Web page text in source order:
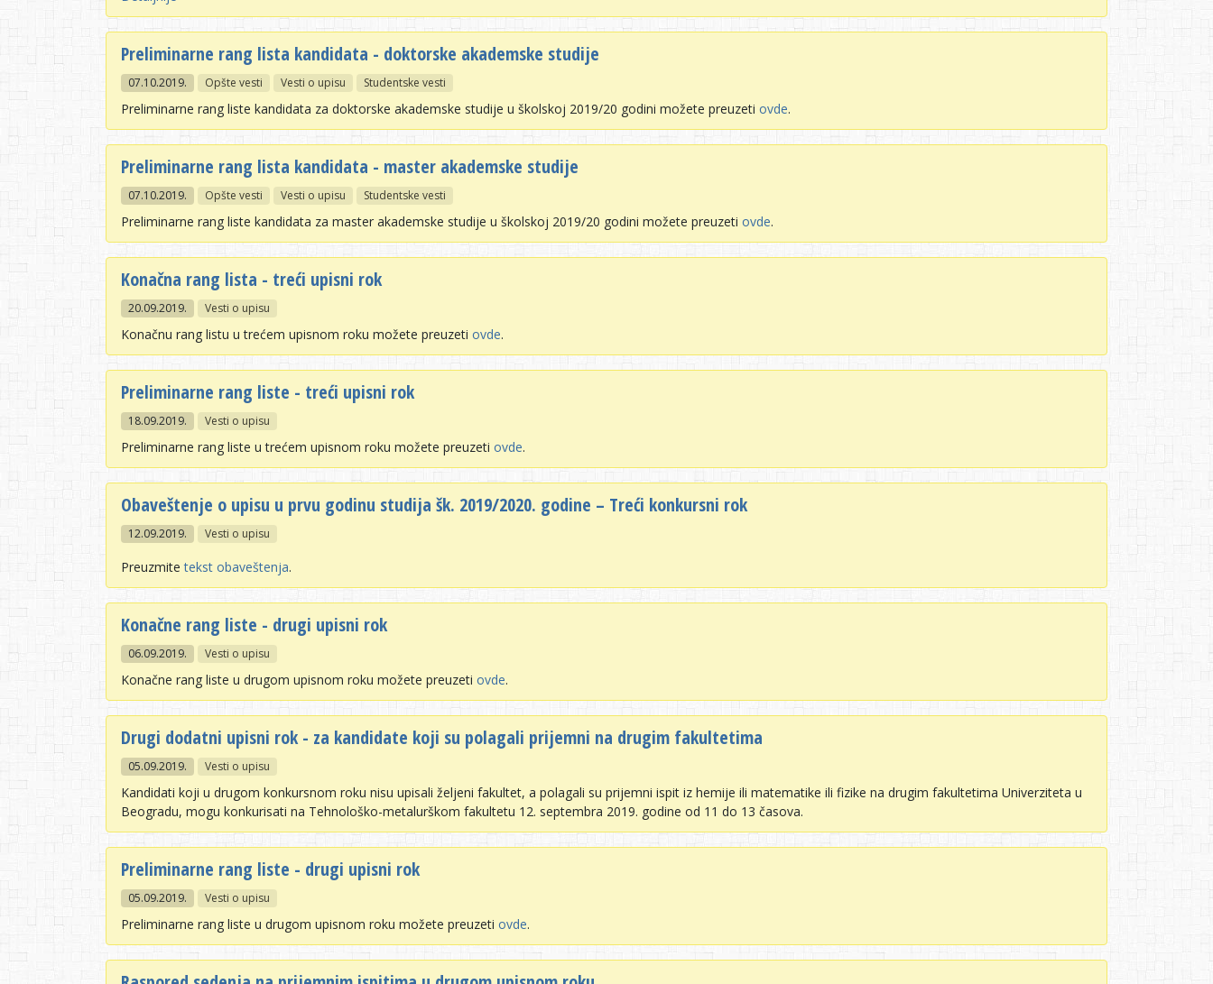
Preliminarne rang lista kandidata - doktorske akademske studije
07.10.2019. Opšte vesti Vesti o upisu Studentske vesti
Preliminarne rang liste kandidata za doktorske akademske studije u školskoj 2019/20 godini možete preuzeti ovde.
Preliminarne rang lista kandidata - master akademske studije
07.10.2019. Opšte vesti Vesti o upisu Studentske vesti
Preliminarne rang liste kandidata za master akademske studije u školskoj 2019/20 godini možete preuzeti ovde.
Konačna rang lista - treći upisni rok
20.09.2019. Vesti o upisu
Konačnu rang listu u trećem upisnom roku možete preuzeti ovde.
Preliminarne rang liste - treći upisni rok
18.09.2019. Vesti o upisu
Preliminarne rang liste u trećem upisnom roku možete preuzeti ovde.
Obaveštenje o upisu u prvu godinu studija šk. 2019/2020. godine – Treći konkursni rok
12.09.2019. Vesti o upisu
Preuzmitetekst obaveštenja.
Konačne rang liste - drugi upisni rok
06.09.2019. Vesti o upisu
Konačne rang liste u drugom upisnom roku možete preuzeti ovde.
Drugi dodatni upisni rok - za kandidate koji su polagali prijemni na drugim fakultetima
05.09.2019. Vesti o upisu
Kandidati koji u drugom konkursnom roku nisu upisali željeni fakultet, a polagali su prijemni ispit iz hemije ili matematike ili fizike na drugim fakultetima Univerziteta u
Beogradu, mogu konkurisati na Tehnološko-metalurškom fakultetu 12. septembra 2019. godine od 11 do 13 časova.
Preliminarne rang liste - drugi upisni rok
05.09.2019. Vesti o upisu
Preliminarne rang liste u drugom upisnom roku možete preuzeti ovde.